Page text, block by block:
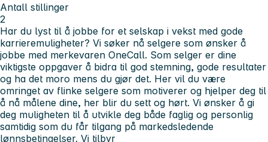
Antall stillinger
2
Har du lyst til å jobbe for et selskap i vekst med gode
karrieremuligheter? Vi søker nå selgere som ønsker å
jobbe med merkevaren OneCall. Som selger er dine
viktigste oppgaver å bidra til god stemning, gode resultater
og ha det moro mens du gjør det. Her vil du være
omringet av flinke selgere som motiverer og hjelper deg til
å nå målene dine, her blir du sett og hørt. Vi ønsker å gi
deg muligheten til å utvikle deg både faglig og personlig
samtidig som du får tilgang på markedsledende
lønnsbetingelser. Vi tilbyr